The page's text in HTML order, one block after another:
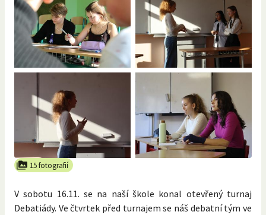
15 fotografií
V sobotu 16.11. se na naší škole konal otevřený turnaj
Debatiády. Ve čtvrtek před turnajem se náš debatní tým ve